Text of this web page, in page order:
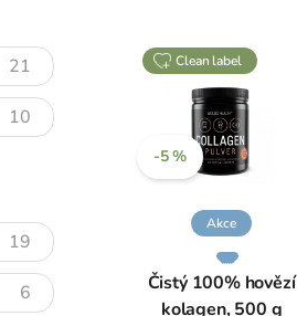
21
10
19
6
clean label
-5 %
Akce
Čistý 100% hovězí
kolagen, 500 g